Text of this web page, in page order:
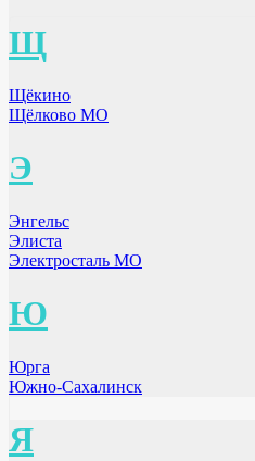
Щ
Щёкино
Щёлково МО
Э
Энгельс
Элиста
Электросталь МО
Ю
Юрга
Южно-Сахалинск
Я